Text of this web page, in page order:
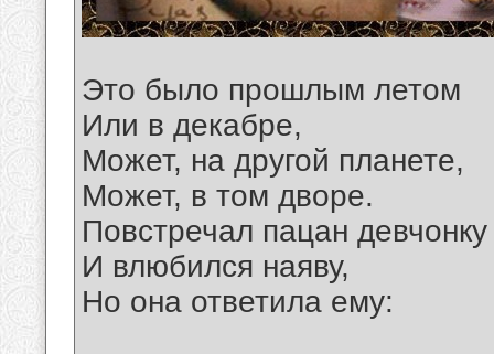
Это было прошлым летом
Или в декабре,
Может, на другой планете,
Может, в том дворе.
Повстречал пацан девчонку
И влюбился наяву,
Но она ответила ему: